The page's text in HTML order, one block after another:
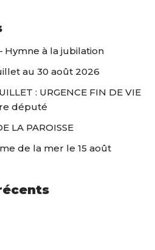
Hymne à la jubilation
au 30 août 2026
: URGENCE FIN DE VIE
député
LA PAROISSE
de la mer le 15 août